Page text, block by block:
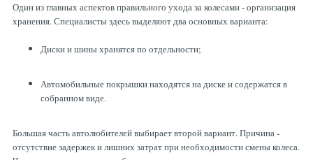
Один из главных аспектов правильного ухода за колесами - организация
хранения. Специалисты здесь выделяют два основных варианта:
Диски и шины хранятся по отдельности;
Автомобильные покрышки находятся на диске и содержатся в
собранном виде.
Большая часть автолюбителей выбирает второй вариант. Причина -
отсутствие задержек и лишних затрат при необходимости смены колеса.